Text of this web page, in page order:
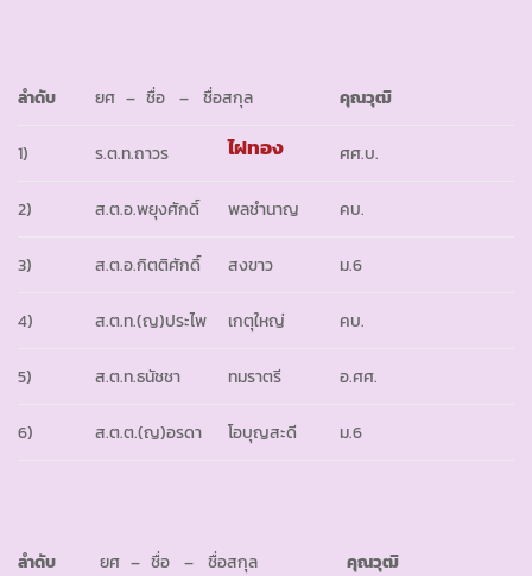
ลำดับ ยศ – ชื่อ – ชื่อสกุล คุณวุฒิ
1) ร.ต.ท.ถาวร ไฝทอง ศศ.บ.
2) ส.ต.อ.พยุงศักดิ์ พลชำนาญ คบ.
3) ส.ต.อ.กิตติศักดิ์ สงขาว ม.6
4) ส.ต.ท.(ญ)ประไพ เกตุใหญ่ คบ.
5) ส.ต.ท.ธนัชชา ทมราตรี อ.ศศ.
6) ส.ต.ต.(ญ)อรดา โอบุญสะดี ม.6
ลำดับ ยศ – ชื่อ – ชื่อสกุล คุณวุฒิ